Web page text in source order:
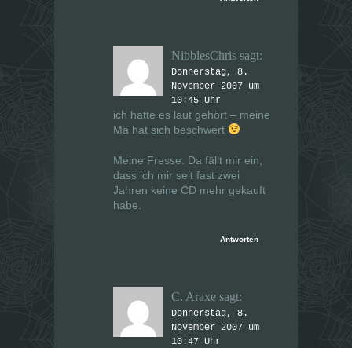
NibblesChris sagt:
Donnerstag, 8.
November 2007 um
10:45 Uhr
ich hatte es laut gehört – meine
Ma hat sich beschwert
Meine Fresse. Da fällt mir ein,
dass ich mir seit fast zwei
Jahren keine CD mehr gekauft
habe.
Antworten
C. Araxe sagt:
Donnerstag, 8.
November 2007 um
10:47 Uhr